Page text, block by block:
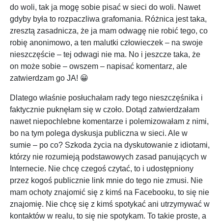
do woli, tak ja mogę sobie pisać w sieci do woli. Nawet
gdyby była to rozpaczliwa grafomania. Różnica jest taka,
zresztą zasadnicza, że ja mam odwagę nie robić tego, co
robię anonimowo, a ten malutki człowieczek – na swoje
nieszczęście – tej odwagi nie ma. No i jeszcze taka, że
on może sobie – owszem – napisać komentarz, ale
zatwierdzam go JA! 😀
Dlatego właśnie posłuchałam rady tego nieszczęśnika i
faktycznie puknęłam się w czoło. Dotąd zatwierdzałam
nawet niepochlebne komentarze i polemizowałam z nimi,
bo na tym polega dyskusja publiczna w sieci. Ale w
sumie – po co? Szkoda życia na dyskutowanie z idiotami,
którzy nie rozumieją podstawowych zasad panujących w
Internecie. Nie chcę czegoś czytać, to i udostępniony
przez kogoś publicznie link mnie do tego nie zmusi. Nie
mam ochoty znajomić się z kimś na Facebooku, to się nie
znajomię. Nie chcę się z kimś spotykać ani utrzymywać w
kontaktów w realu, to się nie spotykam. To takie proste, a